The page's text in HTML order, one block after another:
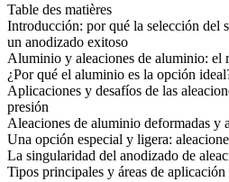
Table des matières
Introducción: por qué la selección del
un anodizado exitoso
Aluminio y aleaciones de aluminio: el
¿Por qué el aluminio es la opción
Aplicaciones y desafíos de las
presión
Aleaciones de aluminio deformadas y
Una opción especial y ligera:
La singularidad del anodizado de
Tipos principales y áreas de aplicación